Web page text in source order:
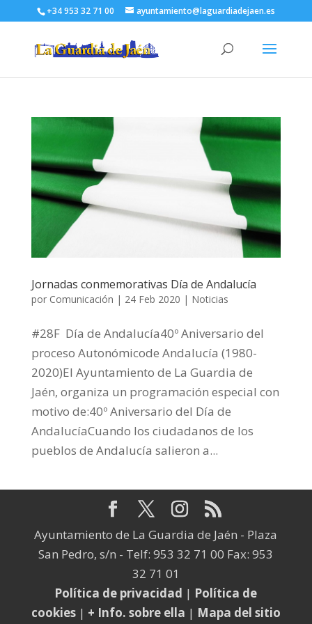
+34 953 32 71 00 ayuntamiento@laguardiadejaen.es
Jornadas conmemorativas Día de Andalucía
por Comunicación | 24 Feb 2020 | Noticias
#28F Día de Andalucía40º Aniversario del
proceso Autonómicode Andalucía (1980-
2020)El Ayuntamiento de La Guardia de
Jaén, organiza un programación especial con
motivo de:40º Aniversario del Día de
AndalucíaCuando los ciudadanos de los
pueblos de Andalucía salieron a...
Ayuntamiento de La Guardia de Jaén - Plaza
San Pedro, s/n - Telf: 953 32 71 00 Fax: 953
32 71 01
Política de privacidad | Política de
cookies| + Info. sobre ella | Mapa del sitio